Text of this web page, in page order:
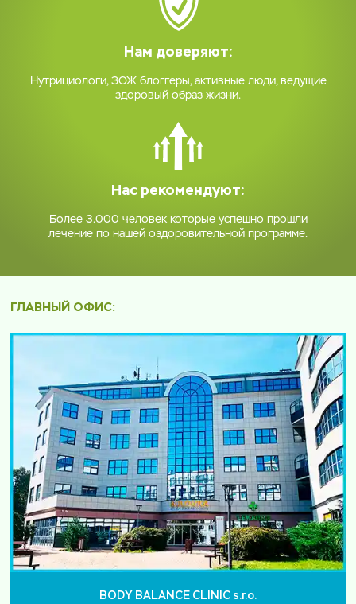
Нам доверяют:
Нутрициологи, ЗОЖ блоггеры, активные люди, ведущие
здоровый образ жизни.
Нас рекомендуют:
Более 3.000 человек которые успешно прошли
лечение по нашей оздоровительной программе.
ГЛАВНЫЙ ОФИС:
BODY BALANCE CLINIC s.r.o.